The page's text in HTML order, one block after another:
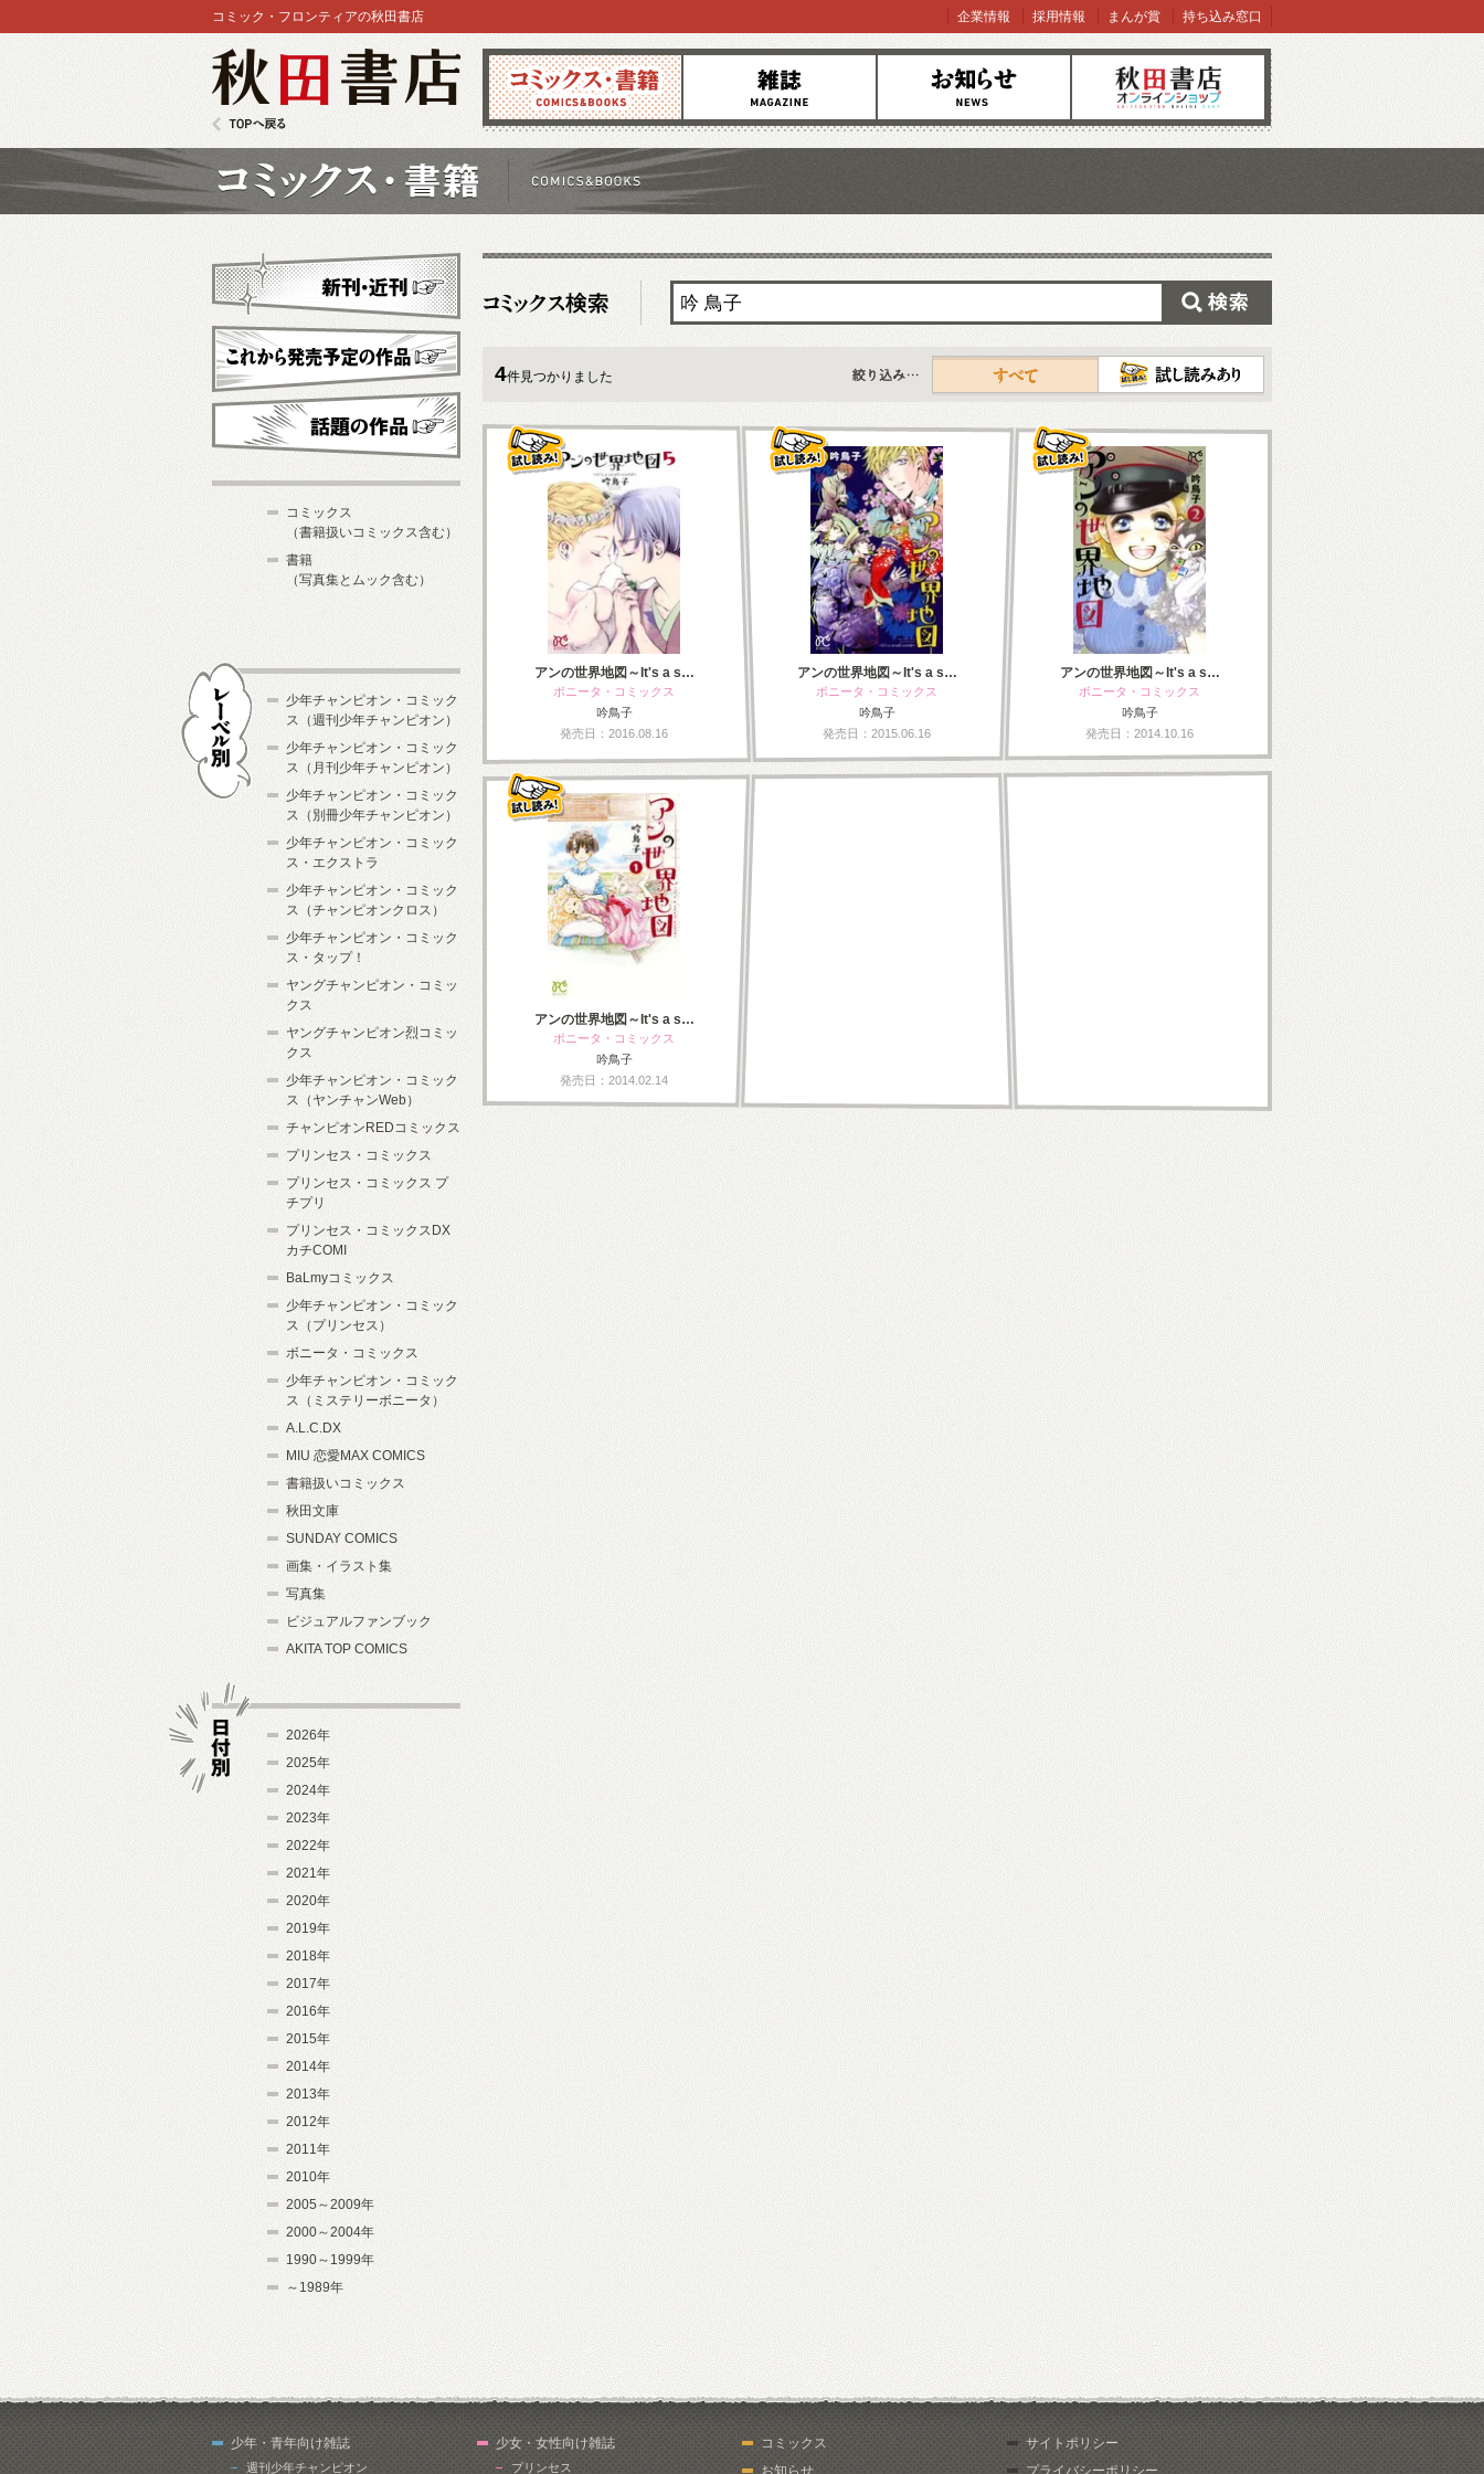
コミックス 雑誌 お知らせ オンラインショップ
コミック・フロンティアの秋田書店 企業情報 採用情報 まんが賞 持ち込み窓口
4件見つかりました
すべて
アンの世界地図～It's a s…
ボニータ・コミックス
吟鳥子
発売日：2016.08.16
アンの世界地図～It's a s…
ボニータ・コミックス
吟鳥子
発売日：2015.06.16
アンの世界地図～It's a s…
ボニータ・コミックス
吟鳥子
発売日：2014.10.16
アンの世界地図～It's a s…
ボニータ・コミックス
吟鳥子
発売日：2014.02.14
新刊・近刊
これから発売予定
コミックス
（書籍扱いコミックス含む）
書籍
（写真集とムック含む）
少年チャンピオン・コミック
ス（週刊少年チャンピオン）
少年チャンピオン・コミック
ス（月刊少年チャンピオン）
少年チャンピオン・コミック
ス（別冊少年チャンピオン）
少年チャンピオン・コミック
ス・エクストラ
少年チャンピオン・コミック
ス（チャンピオンクロス）
少年チャンピオン・コミック
ス・タップ！
ヤングチャンピオン・コミッ
クス
ヤングチャンピオン烈コミッ
クス
少年チャンピオン・コミック
ス（ヤンチャンWeb）
チャンピオンREDコミックス
プリンセス・コミックス
プリンセス・コミックス プ
チプリ
プリンセス・コミックスDX
カチCOMI
BaLmyコミックス
少年チャンピオン・コミック
ス（プリンセス）
ボニータ・コミックス
少年チャンピオン・コミック
ス（ミステリーボニータ）
A.L.C.DX
MIU 恋愛MAX COMICS
書籍扱いコミックス
秋田文庫
SUNDAY COMICS
画集・イラスト集
写真集
ビジュアルファンブック
AKITA TOP COMICS
2026年
2025年
2024年
2023年
2022年
2021年
2020年
2019年
2018年
2017年
2016年
2015年
2014年
2013年
2012年
2011年
2010年
2005～2009年
2000～2004年
1990～1999年
～1989年
少年・青年向け雑誌
週刊少年チャンピオン
少女・女性向け雑誌
プリンセス
コミックス
お知らせ
サイトポリシー
プライバシーポリシー